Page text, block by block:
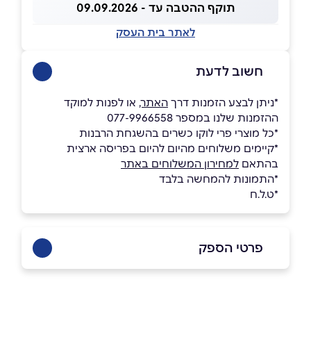
תוקף ההטבה עד - 09.09.2026
לאתר בית העסק
חשוב לדעת
*ניתן לבצע הזמנות דרך האתר, או לפנות למוקד
ההזמנות שלנו במספר 077-9966558
*כל מוצרי פרי לוקו כשרים בהשגחת הרבנות
*קיימים משלוחים מהיום להיום בפריסה ארצית
בהתאם למחירון המשלוחים באתר
*התמונות להמחשה בלבד
*ט.ל.ח
פרטי הספק